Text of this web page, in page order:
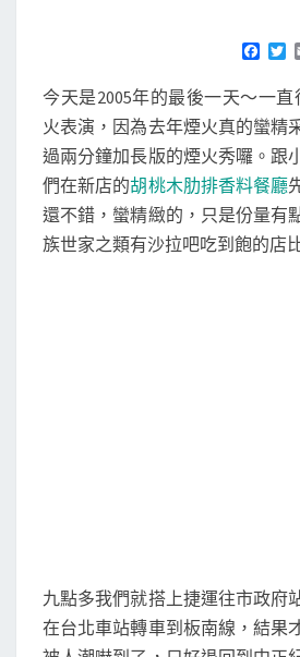
年
火
秀
e
b
o
o
k
i
t
t
e
r
今天是2005年的最後一天～一
火表演，因為去年煙火真的蠻精
過兩分鐘加長版的煙火秀囉。跟
們在新店的胡桃木肋排香料餐廳
還不錯，蠻精緻的，只是份量有
族世家之類有沙拉吧吃到飽的店
九點多我們就搭上捷運往市政府
在台北車站轉車到板南線，結果